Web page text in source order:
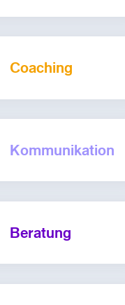
Coaching
Kommunikation
Beratung